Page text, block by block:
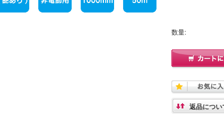
数量:
返品につい